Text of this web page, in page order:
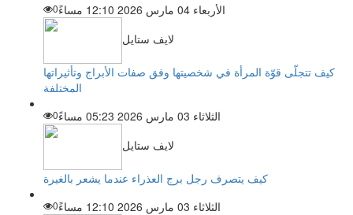
الأربعاء 04 مارس 2026 12:10 مساءً
0
لايف ستايل
كيف تتجلّى قوّة المرأة في شخصيتها وفق صفات الأبراج وتأثيراتها
المختلفة
الثلاثاء 03 مارس 2026 05:23 مساءً
0
لايف ستايل
كيف يتصرف رجل برج العذراء عندما يشعر بالغيرة
الثلاثاء 03 مارس 2026 12:10 مساءً
0